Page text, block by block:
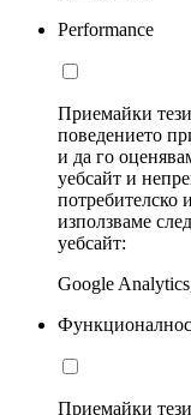
Performance
Приемайки
поведението
и да го
уебсайт и
потребителско
използваме
уебсайт:
Google
Приемайки